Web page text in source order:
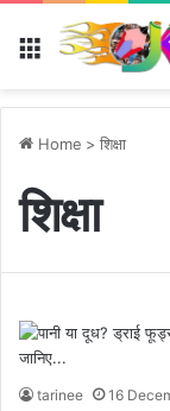
Menu
Home > शिक्षा
शिक्षा
tarinee 16